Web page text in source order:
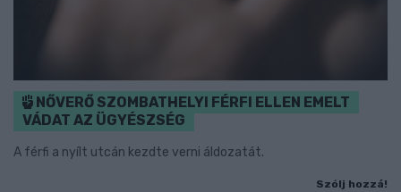
NŐVERŐ SZOMBATHELYI FÉRFI ELLEN EMELT
VÁDAT AZ ÜGYÉSZSÉG
A férfi a nyílt utcán kezdte verni áldozatát.
Szólj hozzá!